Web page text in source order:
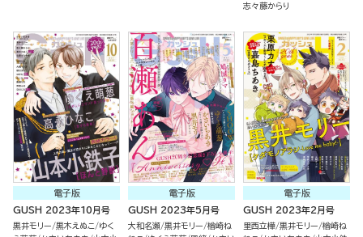
志々藤からり
電子版
GUSH 2023年10月号
黒井モリー 黒木えぬこ
ゆく
電子版
GUSH 2023年5月号
大和名瀬 黒井モリー 楢崎ね
電子版
GUSH 2023年2月号
里西立樺 黒井モリー 楢崎ね